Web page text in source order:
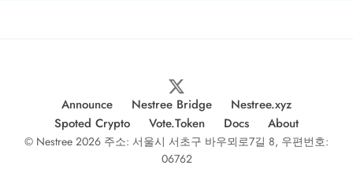
Announce Nestree Bridge
Nestree.xyz
Spoted Crypto
Vote.Token Docs About
© Nestree 2026 주소: 서울시 서초구 바우뫼로7길 8, 우편번호:
06762